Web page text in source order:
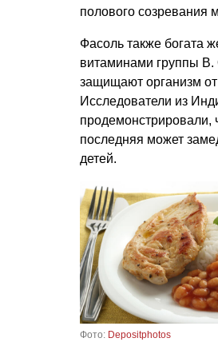
полового созревания
Фасоль также богата
витаминами группы В.
защищают организм
Исследователи из
продемонстрировали,
последняя может
детей.
Фото: Depositphotos